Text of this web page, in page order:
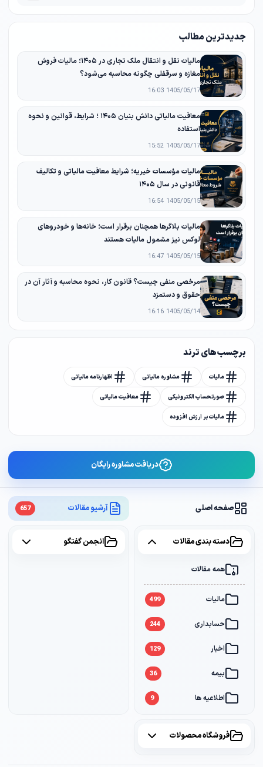
صفحه اصلی آرشیو مقالات 657
دسته بندی مقالات
همه مقالات
مالیات 499
حسابداری 244
اخبار 129
بیمه 36
اطلاعیه ها 9
انجمن گفتگو
فروشگاه محصولات
جدیدترین مطالب
مالیات نقل و انتقال ملک تجاری در ۱۴۰۵؛ مالیات فروش
مغازه و سرقفلی چگونه محاسبه می‌شود؟
1405/05/17 16:03
معافیت مالیاتی دانش‌ بنیان ۱۴۰۵ ؛ شرایط، قوانین و نحوه
استفاده
1405/05/17 15:52
مالیات مؤسسات خیریه؛ شرایط معافیت مالیاتی و تکالیف
قانونی در سال ۱۴۰۵
1405/05/15 16:54
مالیات بلاگرها همچنان برقرار است؛ خانه‌ها و خودروهای
لوکس نیز مشمول مالیات هستند
1405/05/15 16:47
مرخصی منفی چیست؟ قانون کار، نحوه محاسبه و آثار آن در
حقوق و دستمزد
1405/05/14 16:16
برچسب های ترند
مالیات مشاوره مالیاتی اظهارنامه مالیاتی
صورتحساب الکترونیکی معافیت مالیاتی
مالیات بر ارزش افزوده
دریافت مشاوره رایگان